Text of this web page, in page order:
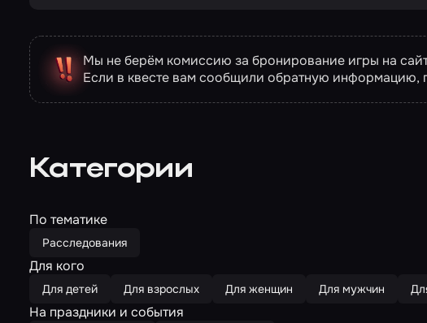
Мы не берём комиссию за бронирование игры на
Если в квесте вам сообщили обратную информацию,
Категории
По тематике
Расследования
Для кого
Для детей Для взрослых Для женщин Для мужчин
На праздники и события